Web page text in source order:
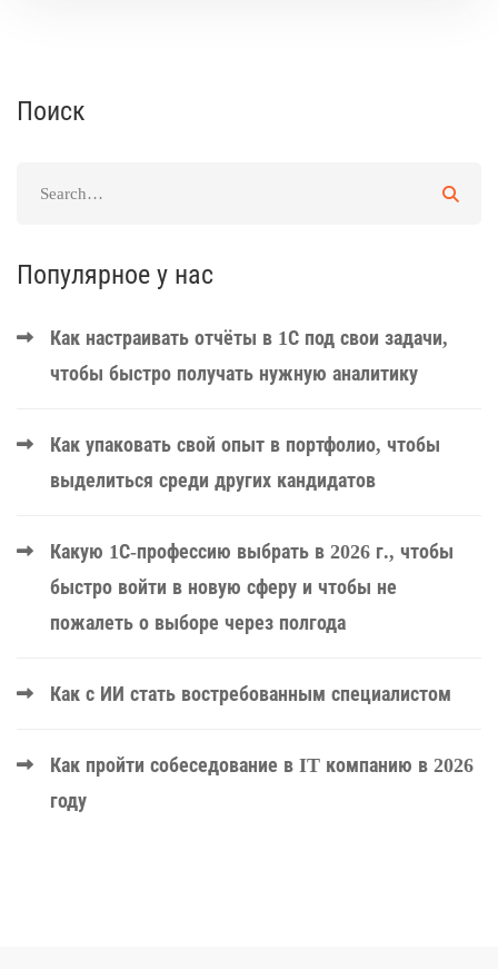
Поиск
Популярное у нас
Как настраивать отчёты в 1С под свои задачи,
чтобы быстро получать нужную аналитику
Как упаковать свой опыт в портфолио, чтобы
выделиться среди других кандидатов
Какую 1С-профессию выбрать в 2026 г., чтобы
быстро войти в новую сферу и чтобы не
пожалеть о выборе через полгода
Как с ИИ стать востребованным специалистом
Как пройти собеседование в IT компанию в 2026
году